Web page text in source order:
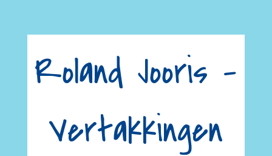
Roland Jooris –
Vertakkingen